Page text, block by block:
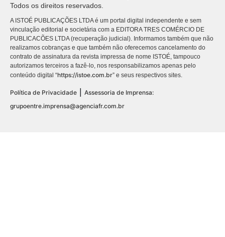
Todos os direitos reservados.
A ISTOÉ PUBLICAÇÕES LTDA é um portal digital independente e sem
vinculação editorial e societária com a EDITORA TRES COMÉRCIO DE
PUBLICACÕES LTDA (recuperação judicial). Informamos também que não
realizamos cobranças e que também não oferecemos cancelamento do
contrato de assinatura da revista impressa de nome ISTOÉ, tampouco
autorizamos terceiros a fazê-lo, nos responsabilizamos apenas pelo
conteúdo digital “https://istoe.com.br” e seus respectivos sites.
Política de Privacidade
Assessoria de Imprensa:
grupoentre.imprensa@agenciafr.com.br